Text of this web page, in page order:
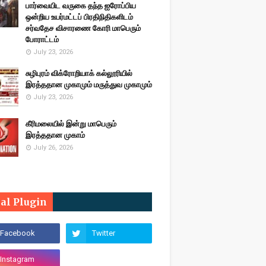
பார்வையிட வருகை தந்த ஐரோப்பிய
ஒன்றிய உயர்மட்டப் பிரதிநிதிகளிடம்
சர்வதேச விசாரணை கோரி மாபெரும்
போராட்டம்
July 23, 2026
சுழிபுரம் விக்ரோறியாக் கல்லூரியில்
இரத்ததான முகாமும் மருத்துவ முகாமும்
July 23, 2026
கீரிமலையில் இன்று மாபெரும்
இரத்ததான முகாம்
July 26, 2026
Plugin